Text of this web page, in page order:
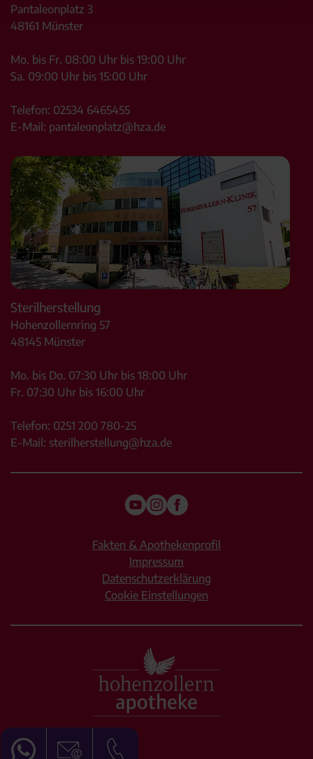
Pantaleonplatz 3
48161 Münster
Mo. bis Fr. 08:00 Uhr bis 19:00 Uhr
Sa. 09:00 Uhr bis 15:00 Uhr
Telefon: 02534 6465455
E-Mail: pantaleonplatz@hza.de
Sterilherstellung
Hohenzollernring 57
48145 Münster
Mo. bis Do. 07:30 Uhr bis 18:00 Uhr
Fr. 07:30 Uhr bis 16:00 Uhr
Telefon: 0251 200 780-25
E-Mail: sterilherstellung@hza.de
Fakten & Apothekenprofil
Impressum
Datenschutzerklärung
Cookie Einstellungen